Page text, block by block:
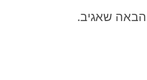
שאגיב.